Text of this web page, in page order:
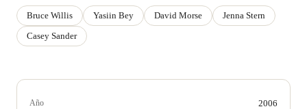
Bruce Willis Yasiin Bey David Morse
Jenna Stern
Casey Sander
Año 2006